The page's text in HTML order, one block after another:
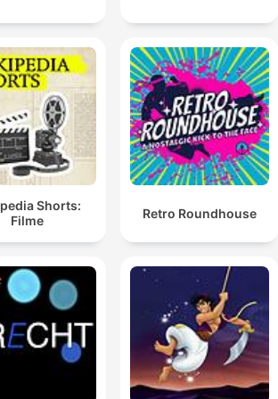
Shorts:
Filme
Retro Roundhouse